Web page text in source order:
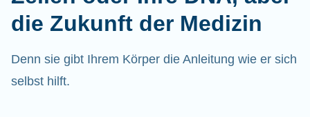
die Zukunft der Medizin
Denn sie gibt Ihrem Körper die Anleitung wie er sich
selbst hilft.